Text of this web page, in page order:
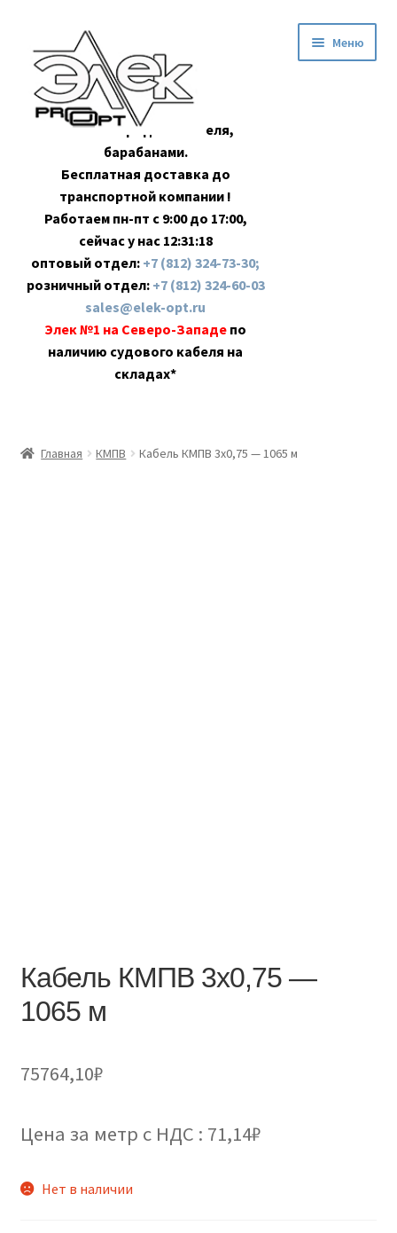
навигации
содержимому
Оптовая продажа кабеля,
барабанами.
Бесплатная доставка до
транспортной компании !
Работаем пн-пт с 9:00 до 17:00,
сейчас у нас 12:31:18
оптовый отдел: +7 (812) 324-73-30;
розничный отдел: +7 (812) 324-60-03
sales@elek-opt.ru
Элек №1 на Северо-Западе по
наличию судового кабеля на
складах*
Меню
Главная КМПВ Кабель КМПВ 3х0,75 — 1065 м
Кабель КМПВ 3х0,75 —
1065 м
75764,10₽
Цена за метр с НДС : 71,14₽
Нет в наличии